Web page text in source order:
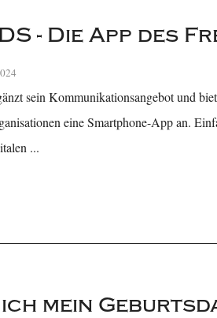
- Die App des
sein Kommunikationsangebot und
eine Smartphone-App an.
...
ich mein